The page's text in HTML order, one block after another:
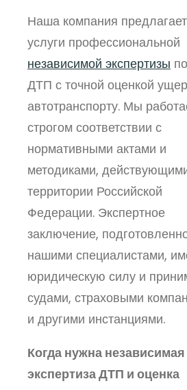
Наша компания предлагает
услуги профессиональной
независимой экспертизы
ДТП с точной оценкой
автотранспорту. Мы
строгом соответствии с
нормативными актами и
методиками,
территории Российской
Федерации. Экспертное
заключение,
нашими специалистами,
юридическую силу и
судами, страховыми
и другими инстанциями.
Когда нужна независимая
экспертиза ДТП и оценка